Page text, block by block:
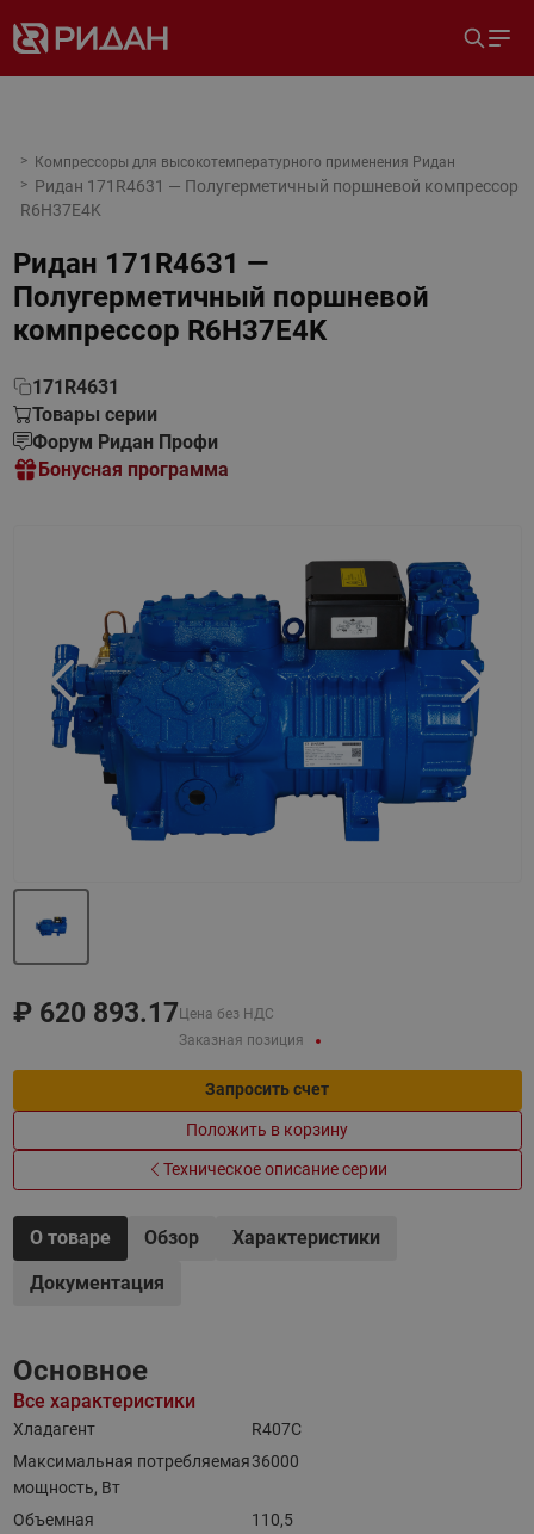
Компрессоры для высокотемпературного применения Ридан
Ридан 171R4631 — Полугерметичный поршневой компрессор
R6H37E4K
Ридан 171R4631 —
Полугерметичный поршневой
компрессор R6H37E4K
171R4631
Товары серии
Форум Ридан Профи
Бонусная программа
₽ 620 893.17Цена без НДС
Заказная позиция
Запросить счет
Положить в корзину
Техническое описание серии
Назад Вперед
О товаре Обзор
Характеристики
Документация
Основное
Все характеристики
Хладагент
R407C
Максимальная потребляемая
мощность, Вт
36000
Объемная
110,5